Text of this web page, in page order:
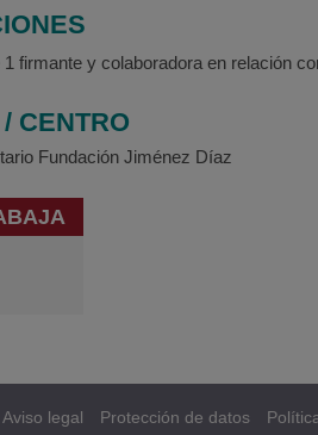
firmante y colaboradora en relación
CENTRO
Fundación Jiménez Díaz
Aviso legal Protección de datos